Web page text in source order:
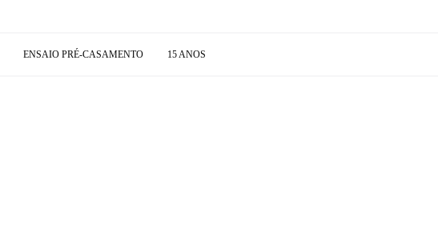
ENSAIO PRÉ-CASAMENTO 15 ANOS